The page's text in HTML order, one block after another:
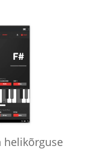
helikõrguse